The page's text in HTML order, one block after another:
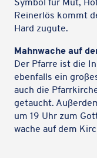
Rein­erlös kommt
Hard zugute.
Mahn­wa­che auf
Der Pfarre ist die
eben­falls ein
auch die
getaucht.
um 19 Uhr zum
wa­che auf dem
Wir verwenden
anzuzeigen. Genaue